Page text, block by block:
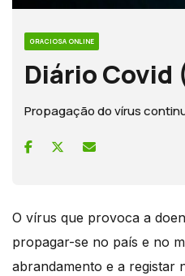
GRACIOSA ONLINE
Diário
Propagação do vírus
O vírus que provoca a
propagar-se no país e no
abrandamento e a registar